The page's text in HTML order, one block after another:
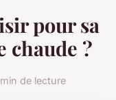
pour sa
chaude ?
de lecture